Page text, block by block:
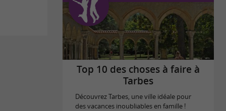
Top 10 des choses à faire à
Tarbes
Découvrez Tarbes, une ville idéale pour
des vacances inoubliables en famille !